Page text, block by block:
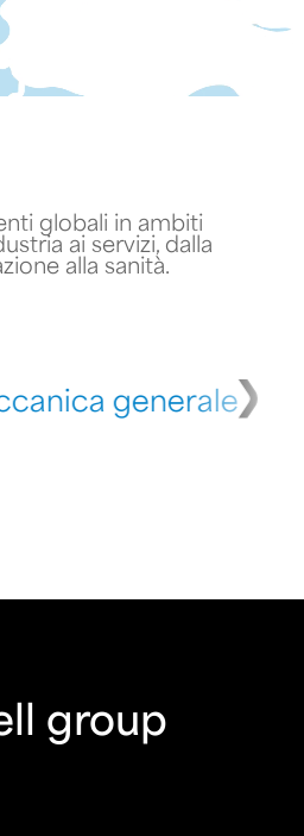
globali in ambiti
ai servizi, dalla
alla sanità.
group